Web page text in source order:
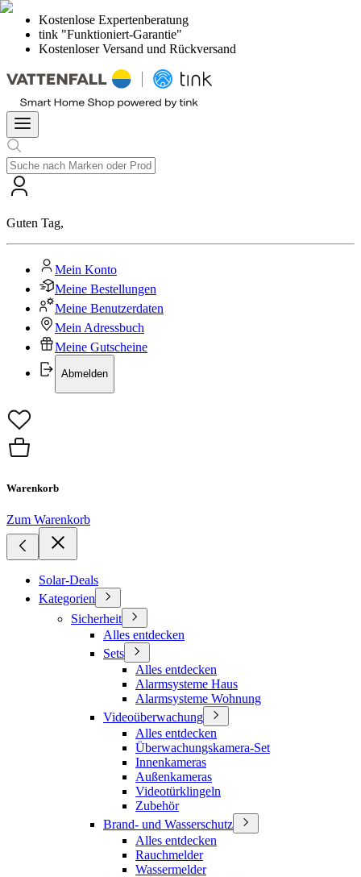
Kostenlose Expertenberatung
tink "Funktioniert-Garantie"
Kostenloser Versand und Rückversand
Guten Tag,
Mein Konto
Meine Bestellungen
Meine Benutzerdaten
Mein Adressbuch
Meine Gutscheine
Abmelden
Warenkorb
Zum Warenkorb
Solar-Deals
Kategorien
Sicherheit
Alles entdecken
Sets
Alles entdecken
Alarmsysteme Haus
Alarmsysteme Wohnung
Videoüberwachung
Alles entdecken
Überwachungskamera-Set
Innenkameras
Außenkameras
Videotürklingeln
Zubehör
Brand- und Wasserschutz
Alles entdecken
Rauchmelder
Wassermelder